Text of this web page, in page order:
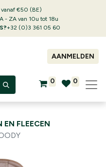
€50 (BE)
- ZA van 10u tot 18u
+32 (0)3 361 05 60
AANMELDEN
0 0
EN FLEECEN